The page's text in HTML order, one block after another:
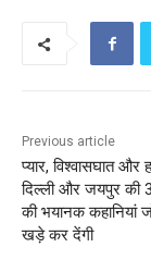
Previous article
प्यार, विश्वासघात और
दिल्ली और जयपुर की
की भयानक कहानियां
खड़े कर देंगी